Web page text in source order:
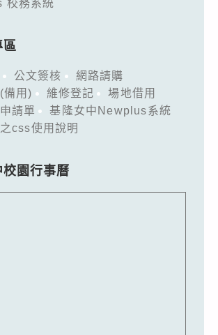
校務系統
區
公文簽核
網路請購
備用)
維修登記
場地借用
請單
基隆女中Newplus系統
css使用說明
園行事曆